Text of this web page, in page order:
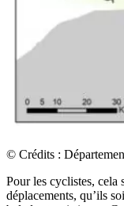
© Crédits :
Pour les cyclistes,
déplacements, qu’ils